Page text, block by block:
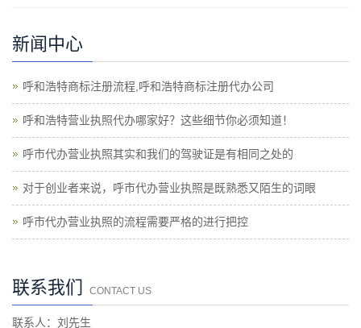
新闻中心
呼和浩特商标注册流程,呼和浩特商标注册代办公司
呼和浩特营业执照代办哪家好？这些细节你必须知道！
呼市代办营业执照其实和我们的驾驶证是有相同之处的
对于创业者来说，呼市代办营业执照是既熟悉又陌生的词眼
呼市代办营业执照的流程需要严格的进行把控
联系我们 CONTACT US
联系人：刘先生